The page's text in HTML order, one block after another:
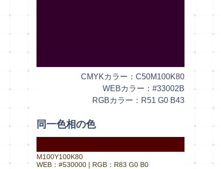
CMYKカラー：C50M100K80
WEBカラー：#33002B
RGBカラー：R51 G0 B43
同一色相の色
M100Y100K80
WEB：#530000 | RGB：R83 G0 B0